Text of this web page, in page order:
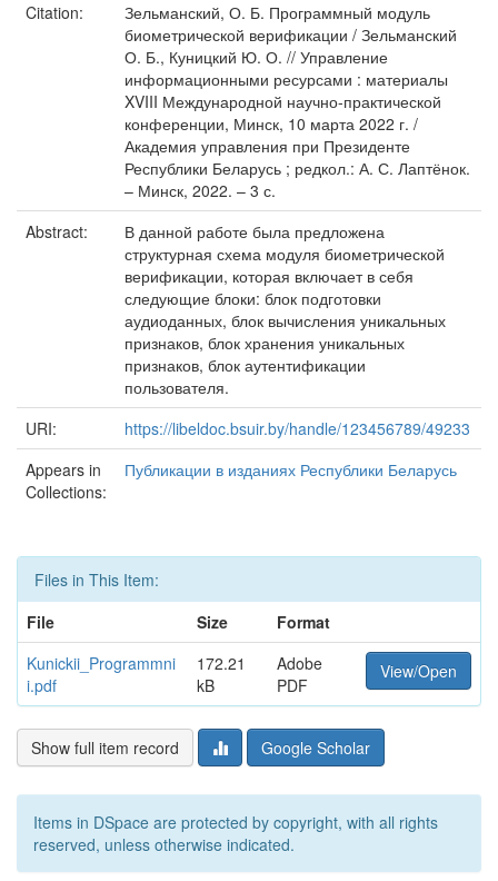
Citation:
Зельманский, О. Б. Программный модуль
биометрической верификации / Зельманский
О. Б., Куницкий Ю. О. // Управление
информационными ресурсами : материалы
XVIII Международной научно-практической
конференции, Минск, 10 марта 2022 г. /
Академия управления при Президенте
Республики Беларусь ; редкол.: А. С. Лаптёнок.
– Минск, 2022. – 3 с.
Abstract:
В данной работе была предложена
структурная схема модуля биометрической
верификации, которая включает в себя
следующие блоки: блок подготовки
аудиоданных, блок вычисления уникальных
признаков, блок хранения уникальных
признаков, блок аутентификации
пользователя.
URI:
https://libeldoc.bsuir.by/handle/123456789/49233
Appears in
Collections:
Публикации в изданиях Республики Беларусь
Files in This Item:
File
Size
Format
Kunickii_Programmni
i.pdf
172.21
kB
Adobe
PDF
View/Open
Show full item record Google Scholar
Items in DSpace are protected by copyright, with all rights
reserved, unless otherwise indicated.